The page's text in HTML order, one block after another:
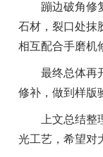
蹦边破角修复
石材，裂口处抹
相互配合手磨机
最终总体再开
修补，做到样版
上文总结整理
光工艺，希望对